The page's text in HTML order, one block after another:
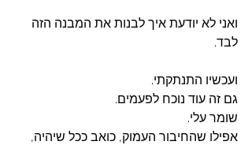
ואני לא יודעת איך לבנות את המבנה הזה
לבד.
ועכשיו התנתקתי.
גם זה עוד נוכח לפעמים.
שומר עלי.
אפילו שהחיבור העמוק, כואב ככל שיהיה,